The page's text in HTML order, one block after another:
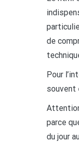
de
Pour
souvent
parce
du jour